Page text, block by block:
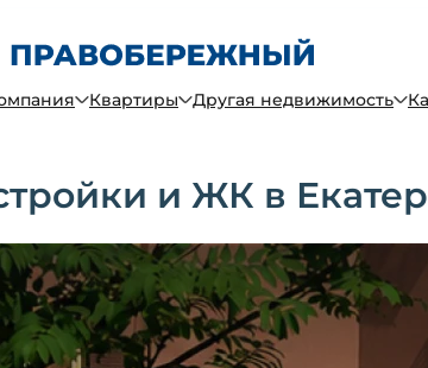
Квартиры Другая недвижимость
и ЖК в